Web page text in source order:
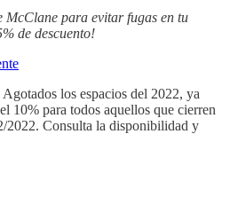
McClane para evitar fugas en tu
de descuento!
Agotados los espacios del 2022, ya
10% para todos aquellos que cierren
2022. Consulta la disponibilidad y